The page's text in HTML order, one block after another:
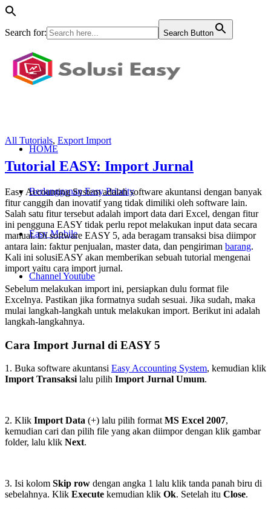
Search for: Search Button
HOME
Berlangganan Easy Priority
Easy Mobile
Channel Youtube
All Tutorials, Export Import
Tutorial EASY: Import Jurnal
Easy Accounting System adalah software akuntansi dengan banyak
fitur canggih dan inovatif yang tidak dimiliki oleh software lain.
Salah satu fitur tersebut adalah import data dari Excel, dengan fitur
ini pengguna EASY tidak perlu repot melakukan input data secara
manual. Di software EASY 5, ada beragam transaksi bisa diimpor
antara lain: faktur penjualan, master data, dan pengiriman barang.
Kali ini solusiEASY akan memberikan sebuah tutorial mengenai
import yaitu cara import jurnal.
Sebelum melakukan import ini, persiapkan dulu format file
Excelnya. Pastikan jika formatnya sudah sesuai. Jika sudah, maka
mulai langkah-langkah untuk melakukan import. Berikut ini adalah
langkah-langkahnya.
Cara Import Jurnal di EASY 5
1. Buka software akuntansi Easy Accounting System, kemudian klik
Import Transaksi lalu pilih Import Jurnal Umum.
2. Klik Import Data (+) lalu pilih format MS Excel 2007,
kemudian cari dan pilih file yang akan diimpor dengan klik gambar
folder, lalu klik Next.
3. Isi kolom Skip row dengan angka 1 lalu klik tanda panah biru di
sebelahnya. Klik Execute kemudian klik Ok. Setelah itu Close.